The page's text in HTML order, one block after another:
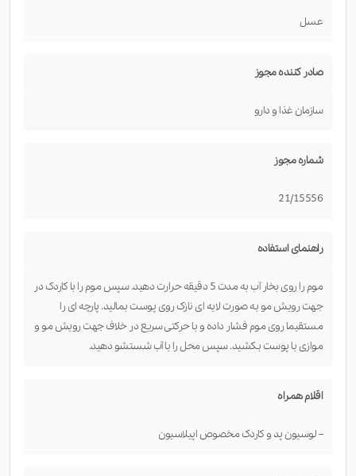
عسل
صادر کننده مجوز
سازمان غذا و دارو
شماره مجوز
21/15556
راهنمای استفاده
موم را روی بخار آب به مدت 5 دقیقه حرارت دهید. سپس موم را با کاردک در
جهت رویش مو به صورت لایه ای نازک روی پوست بمالید. پارچه ای را
مستقیما روی موم فشار داده و با حرکتی سریع در خلاف جهت رویش مو و
موازی با پوست بکشید. سپس محل را با آب شستشو دهید.
اقلام همراه
– لوسیون پد و کاردک مخصوص اپیلاسیون